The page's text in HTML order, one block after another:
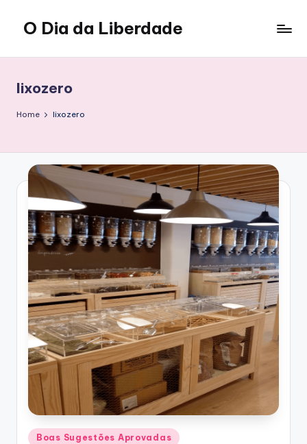
content
O Dia da Liberdade
Lifestyle
lixozero
Home lixozero
Posted
Boas Sugestões Aprovadas